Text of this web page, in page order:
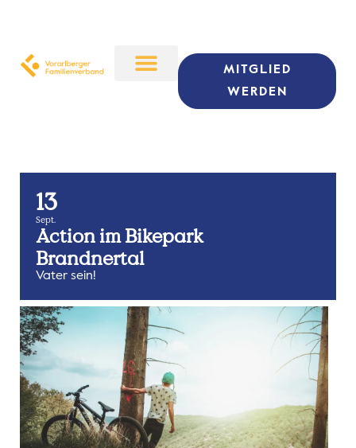
MITGLIED
WERDEN
13
Sept.
Action im Bikepark
Brandnertal
Vater sein!